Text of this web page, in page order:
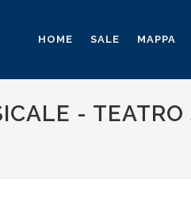
HOME SALE MAPPA
-